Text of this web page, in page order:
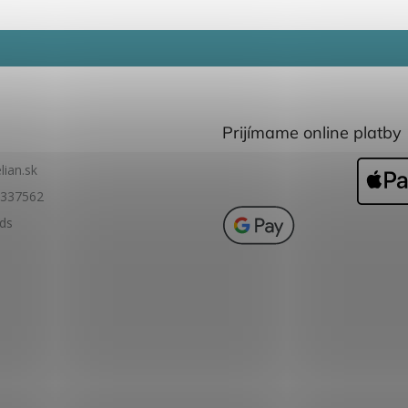
Prijímame online platby